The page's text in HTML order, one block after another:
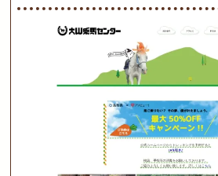
けでなく、馬の手入れや馬装（鞍
このクラスで把握し、「馬に触れ
きましょう。 スタートクラス ビギ
軽速歩(けいはやあし)ができるよう
クラスへ。 グループレッスンで馬
ながら 軽速歩・正反撞(せいはんど
した手綱操作と軽速歩・正反撞が
駈歩(かけあし)練習に入ります。